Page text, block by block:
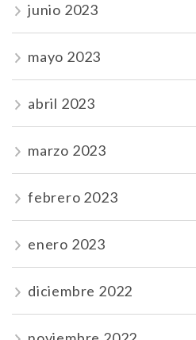
junio 2023
mayo 2023
abril 2023
marzo 2023
febrero 2023
enero 2023
diciembre 2022